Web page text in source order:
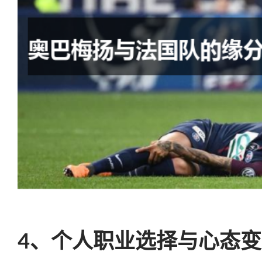
4、个人职业选择与心态